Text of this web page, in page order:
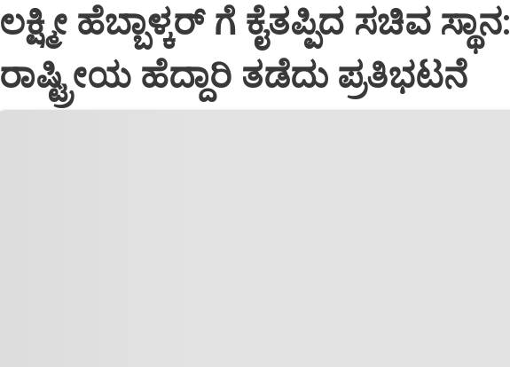
ಲಕ್ಷ್ಮೀ ಹೆಬ್ಬಾಳ್ಕರ್ ಗೆ ಕೈತಪ್ಪಿದ ಸಚಿವ ಸ್ಥಾನ:
ರಾಷ್ಟ್ರೀಯ ಹೆದ್ದಾರಿ ತಡೆದು ಪ್ರತಿಭಟನೆ